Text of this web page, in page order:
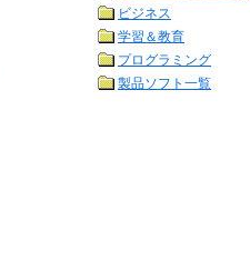
ビジネス
学習＆教育
プログラミング
製品ソフト一覧